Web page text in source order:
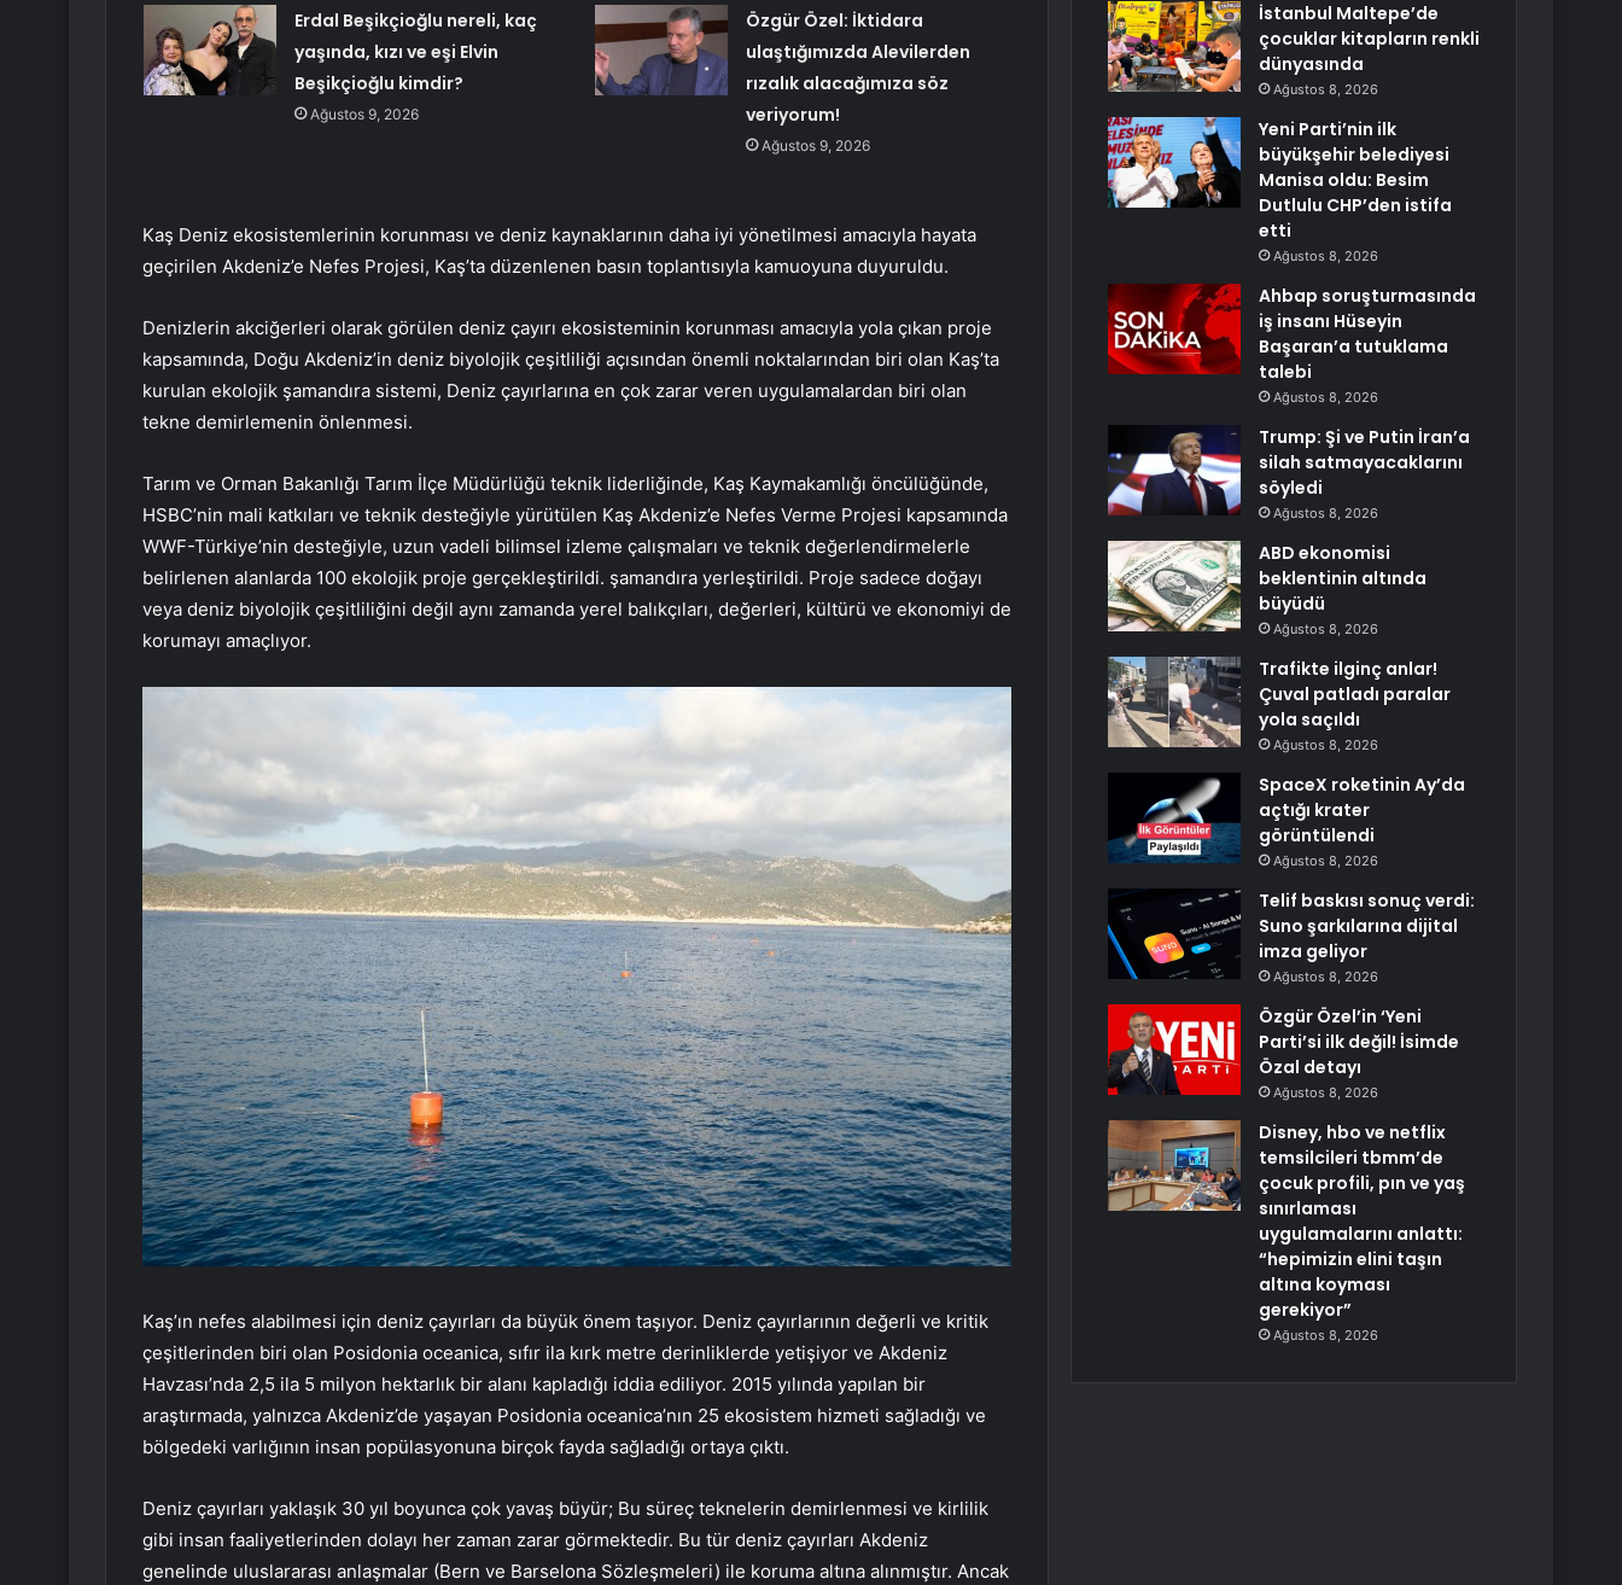
Erdal Beşikçioğlu nereli, kaç
yaşında, kızı ve eşi Elvin
Beşikçioğlu kimdir?
Ağustos 9, 2026
Özgür Özel: İktidara
ulaştığımızda Alevilerden
rızalık alacağımıza söz
veriyorum!
Ağustos 9, 2026
Kaş Deniz ekosistemlerinin korunması ve deniz kaynaklarının daha iyi yönetilmesi amacıyla hayata
geçirilen Akdeniz’e Nefes Projesi, Kaş’ta düzenlenen basın toplantısıyla kamuoyuna duyuruldu.
Denizlerin akciğerleri olarak görülen deniz çayırı ekosisteminin korunması amacıyla yola çıkan proje
kapsamında, Doğu Akdeniz’in deniz biyolojik çeşitliliği açısından önemli noktalarından biri olan Kaş’ta
kurulan ekolojik şamandıra sistemi, Deniz çayırlarına en çok zarar veren uygulamalardan biri olan
tekne demirlemenin önlenmesi.
Tarım ve Orman Bakanlığı Tarım İlçe Müdürlüğü teknik liderliğinde, Kaş Kaymakamlığı öncülüğünde,
HSBC’nin mali katkıları ve teknik desteğiyle yürütülen Kaş Akdeniz’e Nefes Verme Projesi kapsamında
WWF-Türkiye’nin desteğiyle, uzun vadeli bilimsel izleme çalışmaları ve teknik değerlendirmelerle
belirlenen alanlarda 100 ekolojik proje gerçekleştirildi. şamandıra yerleştirildi. Proje sadece doğayı
veya deniz biyolojik çeşitliliğini değil aynı zamanda yerel balıkçıları, değerleri, kültürü ve ekonomiyi de
korumayı amaçlıyor.
Kaş’ın nefes alabilmesi için deniz çayırları da büyük önem taşıyor. Deniz çayırlarının değerli ve kritik
çeşitlerinden biri olan Posidonia oceanica, sıfır ila kırk metre derinliklerde yetişiyor ve Akdeniz
Havzası’nda 2,5 ila 5 milyon hektarlık bir alanı kapladığı iddia ediliyor. 2015 yılında yapılan bir
araştırmada, yalnızca Akdeniz’de yaşayan Posidonia oceanica’nın 25 ekosistem hizmeti sağladığı ve
bölgedeki varlığının insan popülasyonuna birçok fayda sağladığı ortaya çıktı.
Deniz çayırları yaklaşık 30 yıl boyunca çok yavaş büyür; Bu süreç teknelerin demirlenmesi ve kirlilik
gibi insan faaliyetlerinden dolayı her zaman zarar görmektedir. Bu tür deniz çayırları Akdeniz
genelinde uluslararası anlaşmalar (Bern ve Barselona Sözleşmeleri) ile koruma altına alınmıştır. Ancak
İstanbul Maltepe’de
çocuklar kitapların renkli
dünyasında
Ağustos 8, 2026
Yeni Parti’nin ilk
büyükşehir belediyesi
Manisa oldu: Besim
Dutlulu CHP’den istifa
etti
Ağustos 8, 2026
Ahbap soruşturmasında
iş insanı Hüseyin
Başaran’a tutuklama
talebi
Ağustos 8, 2026
Trump: Şi ve Putin İran’a
silah satmayacaklarını
söyledi
Ağustos 8, 2026
ABD ekonomisi
beklentinin altında
büyüdü
Ağustos 8, 2026
Trafikte ilginç anlar!
Çuval patladı paralar
yola saçıldı
Ağustos 8, 2026
SpaceX roketinin Ay’da
açtığı krater
görüntülendi
Ağustos 8, 2026
Telif baskısı sonuç verdi:
Suno şarkılarına dijital
imza geliyor
Ağustos 8, 2026
Özgür Özel’in ‘Yeni
Parti’si ilk değil! İsimde
Özal detayı
Ağustos 8, 2026
Disney, hbo ve netflix
temsilcileri tbmm’de
çocuk profili, pın ve yaş
sınırlaması
uygulamalarını anlattı:
“hepimizin elini taşın
altına koyması
gerekiyor”
Ağustos 8, 2026